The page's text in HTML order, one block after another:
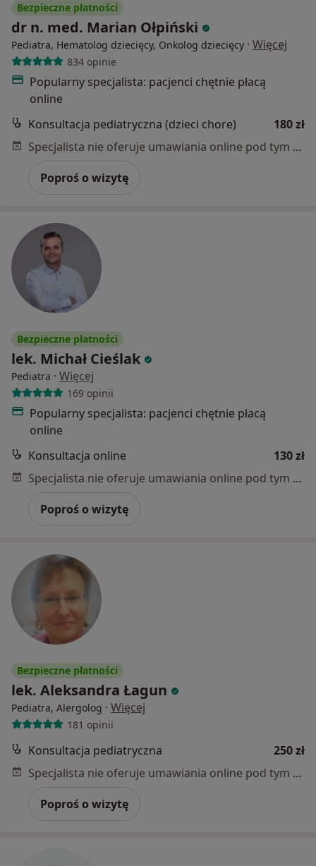
Bezpieczne płatności
dr n. med. Marian Ołpiński
Pediatra, Hematolog dziecięcy, Onkolog dziecięcy · Więcej
834 opinie
Popularny specjalista: pacjenci chętnie płacą
online
Konsultacja pediatryczna (dzieci chore)
180 zł
Specjalista nie oferuje umawiania online pod tym adresem.
Poproś o wizytę
Bezpieczne płatności
lek. Michał Cieślak
Pediatra · Więcej
169 opinii
Popularny specjalista: pacjenci chętnie płacą
online
Konsultacja online
130 zł
Specjalista nie oferuje umawiania online pod tym adresem.
Poproś o wizytę
Bezpieczne płatności
lek. Aleksandra Łagun
Pediatra, Alergolog · Więcej
181 opinii
Konsultacja pediatryczna
250 zł
Specjalista nie oferuje umawiania online pod tym adresem.
Poproś o wizytę